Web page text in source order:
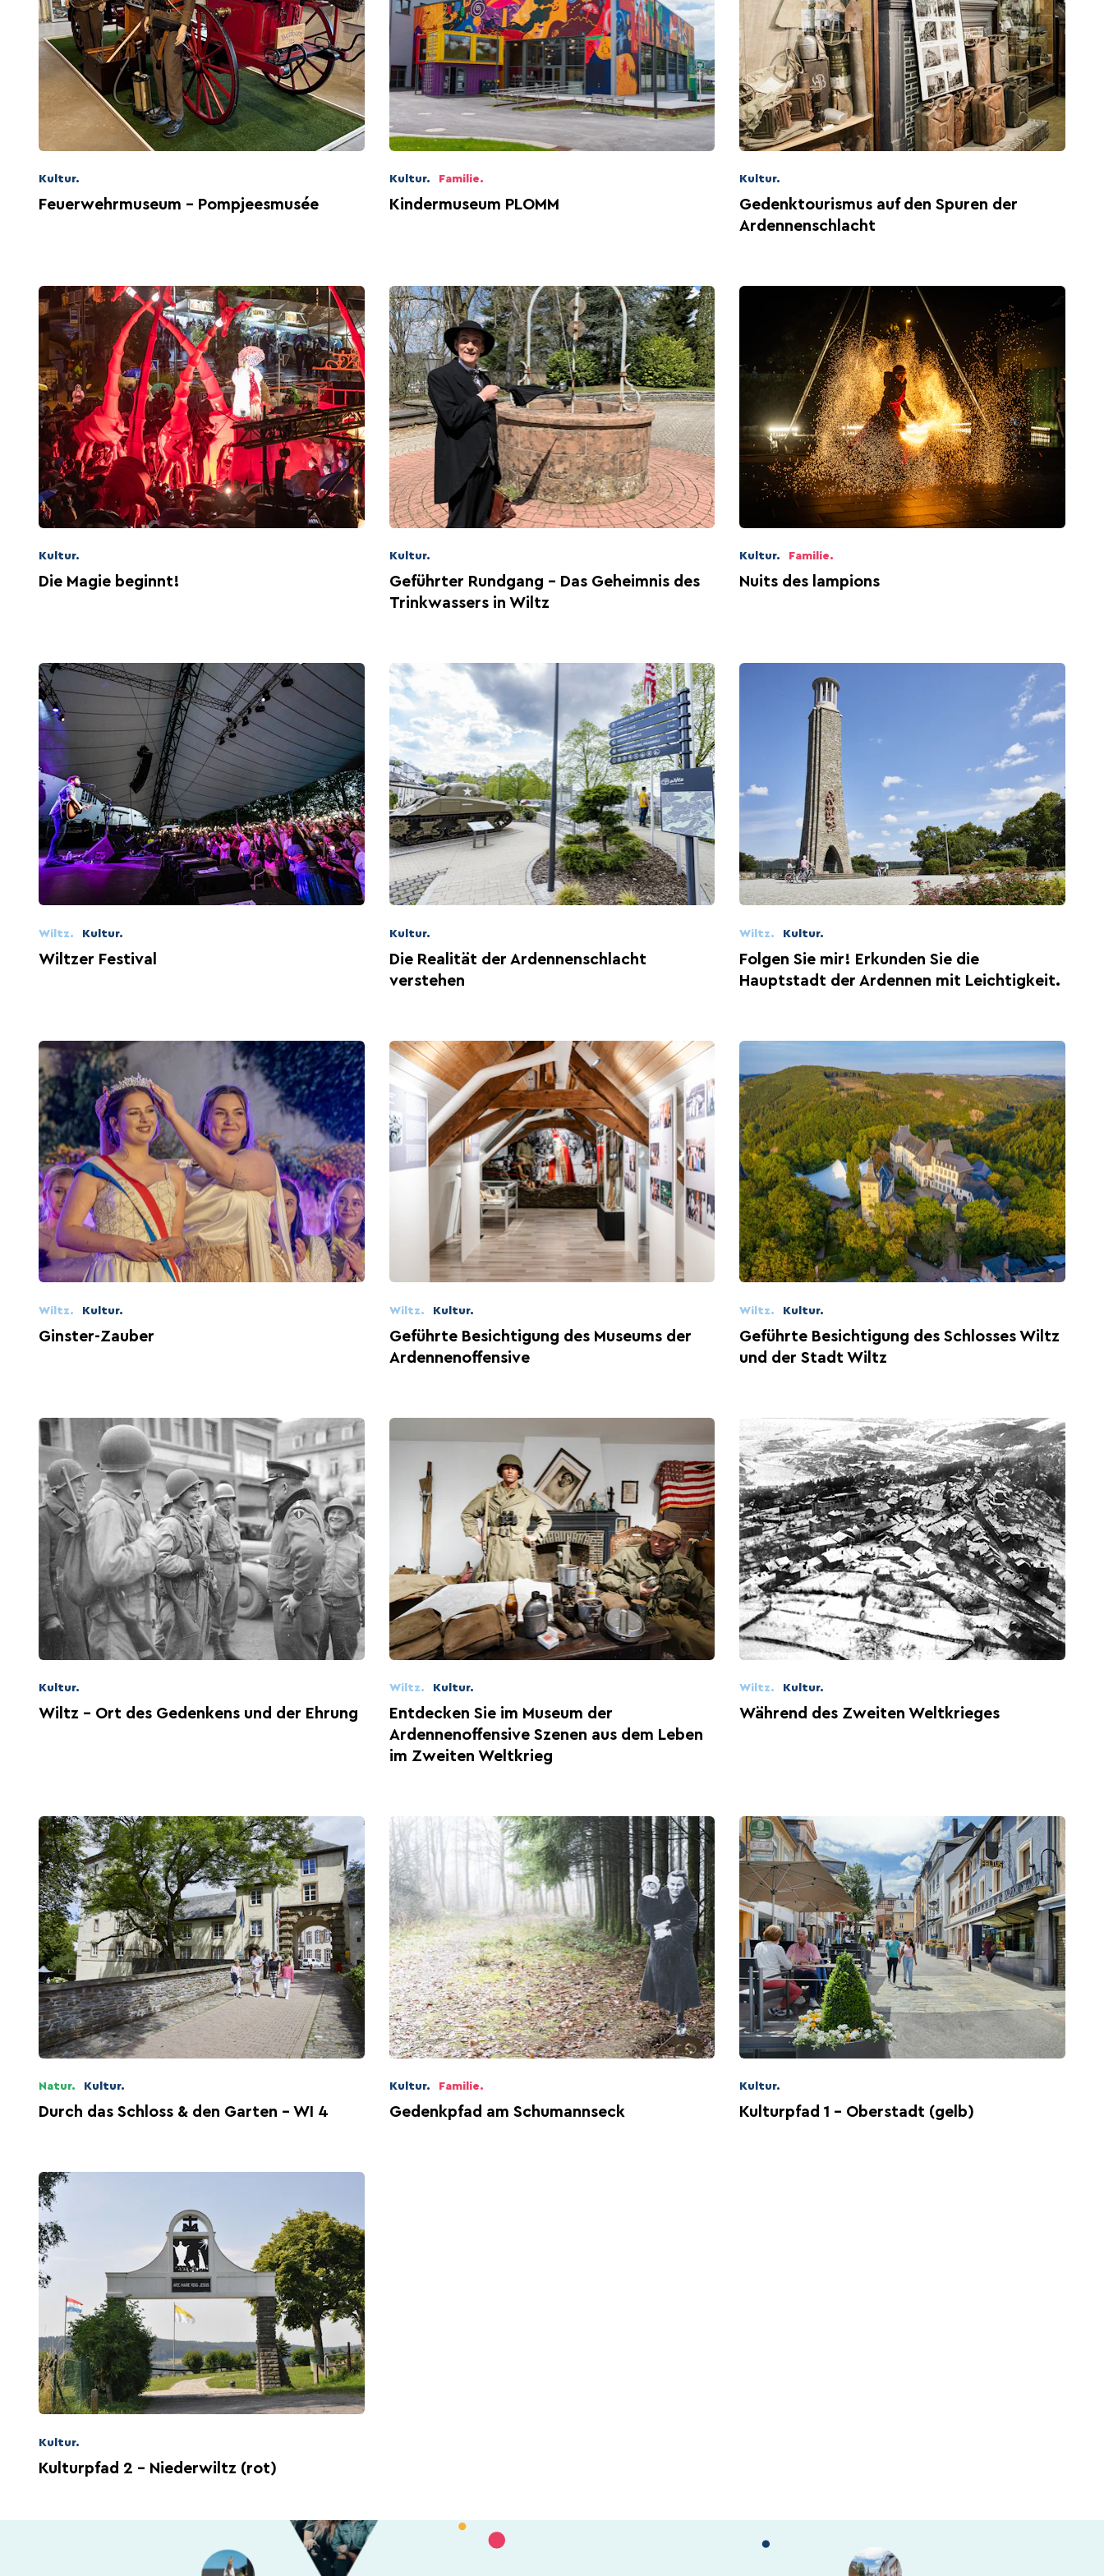
Hauptstadt des Bieres Die Ardennenschlacht
Kultur.
Feuerwehrmuseum - Pompjeesmusée
Kultur. Familie.
Kindermuseum PLOMM
Kultur.
Gedenktourismus auf den Spuren der
Ardennenschlacht
Kultur.
Die Magie beginnt!
Kultur.
Geführter Rundgang - Das Geheimnis des
Trinkwassers in Wiltz
Kultur. Familie.
Nuits des lampions
Wiltz. Kultur.
Wiltzer Festival
Kultur.
Die Realität der Ardennenschlacht
verstehen
Wiltz. Kultur.
Folgen Sie mir! Erkunden Sie die
Hauptstadt der Ardennen mit Leichtigkeit.
Wiltz. Kultur.
Ginster-Zauber
Wiltz. Kultur.
Geführte Besichtigung des Museums der
Ardennenoffensive
Wiltz. Kultur.
Geführte Besichtigung des Schlosses Wiltz
und der Stadt Wiltz
Kultur.
Wiltz - Ort des Gedenkens und der Ehrung
Wiltz. Kultur.
Entdecken Sie im Museum der
Ardennenoffensive Szenen aus dem Leben
im Zweiten Weltkrieg
Wiltz. Kultur.
Während des Zweiten Weltkrieges
Natur. Kultur.
Durch das Schloss & den Garten - WI 4
Kultur. Familie.
Gedenkpfad am Schumannseck
Kultur.
Kulturpfad 1 - Oberstadt (gelb)
Kultur.
Kulturpfad 2 - Niederwiltz (rot)